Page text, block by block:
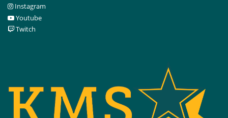
Instagram
Youtube
Twitch